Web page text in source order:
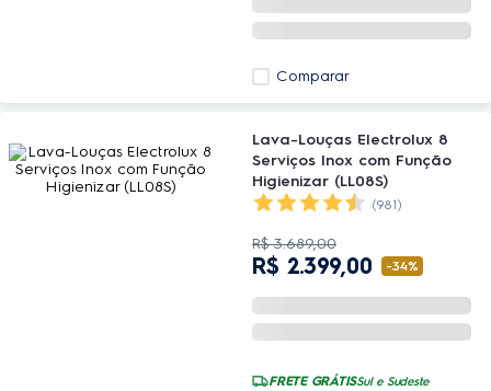
Comparar
Lava-Louças Electrolux 8
Serviços Inox com Função
Higienizar (LL08S)
(981)
R$ 3.689,00
R$ 2.399,00 -34%
FRETE GRÁTISSul e Sudeste